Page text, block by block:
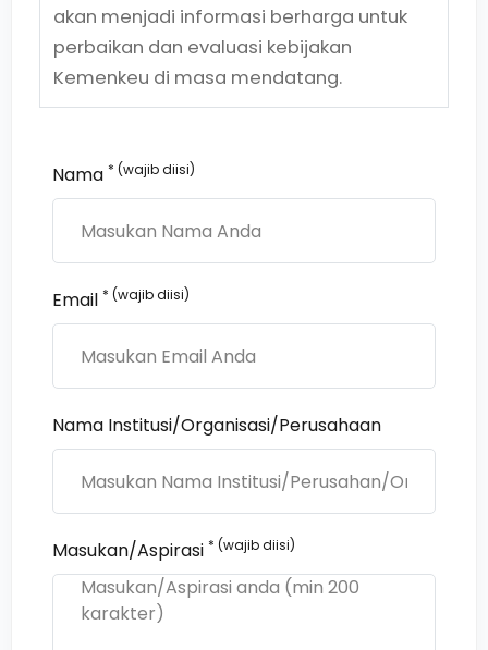
akan menjadi informasi berharga untuk
perbaikan dan evaluasi kebijakan
Kemenkeu di masa mendatang.
Nama * (wajib diisi)
Email * (wajib diisi)
Nama Institusi/Organisasi/Perusahaan
Masukan/Aspirasi * (wajib diisi)